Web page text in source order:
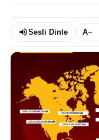
Sesli Dinle A−